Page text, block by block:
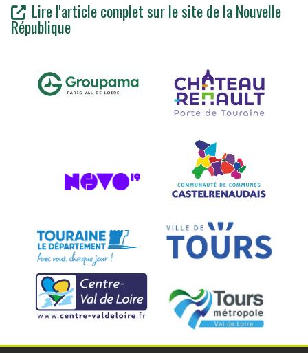
Lire l'article complet sur le site de la Nouvelle
République